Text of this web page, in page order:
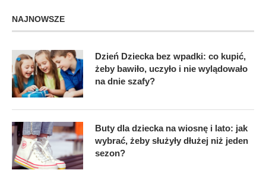
NAJNOWSZE
Dzień Dziecka bez wpadki: co kupić,
żeby bawiło, uczyło i nie wylądowało
na dnie szafy?
Buty dla dziecka na wiosnę i lato: jak
wybrać, żeby służyły dłużej niż jeden
sezon?